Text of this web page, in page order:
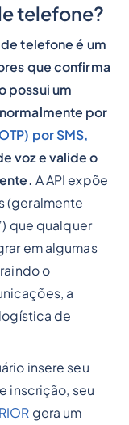
telefone?
telefone é um
que confirma
possui um
por
por SMS,
voz e valide o
A API expõe
(geralmente
que qualquer
em algumas
o
a
de
insere seu
inscrição, seu
gera um